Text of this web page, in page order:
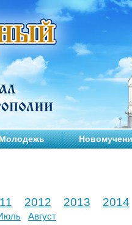
2012 2013 2014
Август